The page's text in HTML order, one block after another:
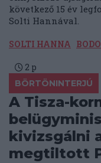
következő 15 év
Solti Hannával.
SOLTI HANNA
2 p
BÖRTÖNINTERJÚ
A Tisza-
kivizsgálni
megtiltott